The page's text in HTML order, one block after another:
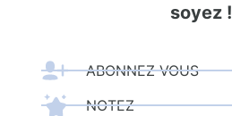
soyez !
ABONNEZ-VOUS
NOTEZ